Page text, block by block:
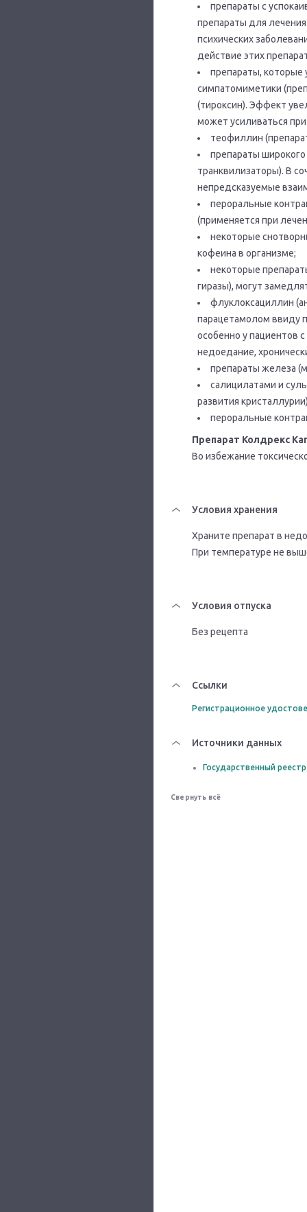
препараты с
препараты для
психических
действие этих
препараты, которые
симпатомиметики
(тироксин). Эффект
может усиливаться
теофиллин
препараты
транквилизаторы). В
непредсказуемые
пероральные
(применяется при
некоторые
кофеина в организме;
некоторые
гиразы), могут
флуклоксациллин
парацетамолом ввиду
особенно у пациентов
недоедание,
препараты железа
салицилатами и
развития
пероральные
Препарат Колдрекс
Во избежание
Условия хранения
Храните препарат в
При температуре не
Условия отпуска
Без рецепта
Ссылки
Регистрационное
Источники данных
Государственный
Свернуть всё